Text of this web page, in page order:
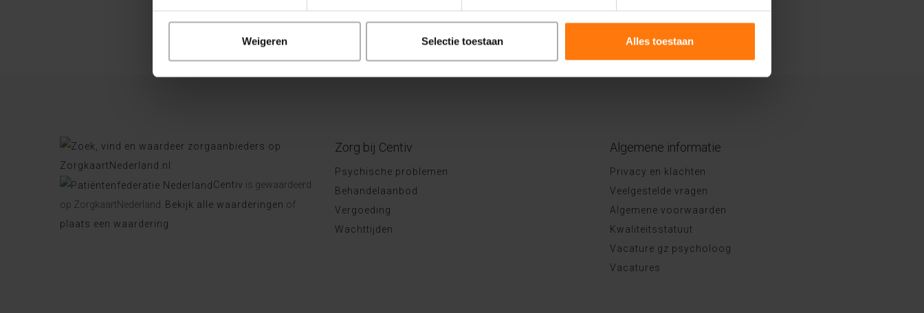
Weigeren Selectie toestaan Alles toestaan
Centiv is gewaardeerd
op ZorgkaartNederland.
Bekijk alle waarderingen of
plaats een waardering
Zorg bij Centiv
Psychische problemen
Behandelaanbod
Vergoeding
Wachttijden
Algemene informatie
Privacy en klachten
Veelgestelde vragen
Algemene voorwaarden
Kwaliteitsstatuut
Vacature gz psycholoog
Vacatures